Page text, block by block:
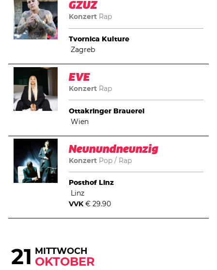
GZUZ
Konzert Rap
Tvornica Kulture
Zagreb
EVE
Konzert Rap
Ottakringer Brauerei
Wien
Neunundneunzig
Konzert Pop Rap
Posthof Linz
Linz
VVK€ 29.90
21 MITTWOCH
OKTOBER